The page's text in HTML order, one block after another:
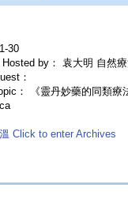
30
Hosted by： 袁大明 自然
：
： 《靈丹妙藥的同類
Click to enter Archives